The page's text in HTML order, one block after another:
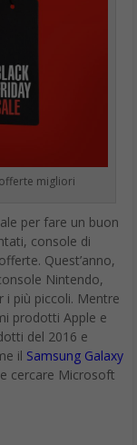
migliori
per fare un buon
console di
Quest’anno,
Nintendo,
i più piccoli. Mentre
prodotti Apple e
del 2016 e
il Samsung Galaxy
cercare Microsoft